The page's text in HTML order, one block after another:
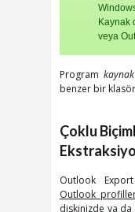
Kaynak
veya
Program
benzer bir klasör
Çoklu
Outlook
Outlook
diskinizde ya